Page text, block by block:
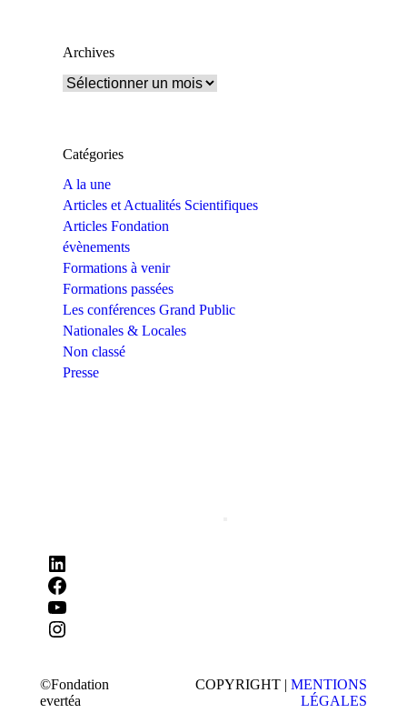
Archives
Archives
Catégories
A la une
Articles et Actualités Scientifiques
Articles Fondation
évènements
Formations à venir
Formations passées
Les conférences Grand Public
Nationales & Locales
Non classé
Presse
©Fondation
evertéa
COPYRIGHT | MENTIONS
LÉGALES